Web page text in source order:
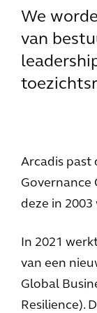
We
van
Arcadis past
Governance
deze in
In 2021
van een
Global
Resilience).